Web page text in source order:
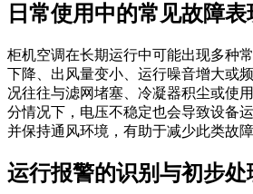
日常使用中的常见故障表
柜机空调在长期运行中可能出现多种
下降、出风量变小、运行噪音增大或
况往往与滤网堵塞、冷凝器积尘或使
分情况下，电压不稳定也会导致设备
并保持通风环境，有助于减少此类故障
运行报警的识别与初步处